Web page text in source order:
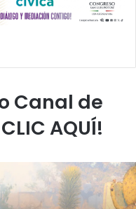
Canal de
AQUÍ!